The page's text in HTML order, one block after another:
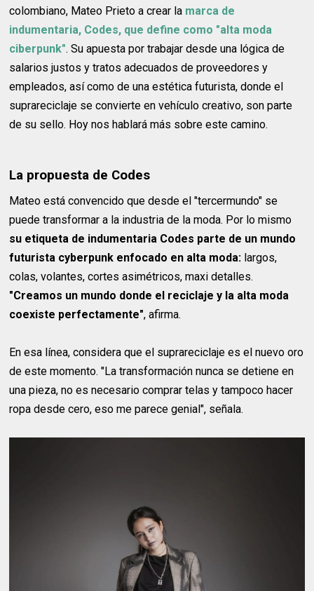
colombiano, Mateo Prieto a crear la marca de
indumentaria, Codes, que define como "alta moda
ciberpunk". Su apuesta por trabajar desde una lógica de
salarios justos y tratos adecuados de proveedores y
empleados, así como de una estética futurista, donde el
suprareciclaje se convierte en vehículo creativo, son parte
de su sello. Hoy nos hablará más sobre este camino.
La propuesta de Codes
Mateo está convencido que desde el "tercermundo" se
puede transformar a la industria de la moda. Por lo mismo
su etiqueta de indumentaria Codes parte de un mundo
futurista cyberpunk enfocado en alta moda: largos,
colas, volantes, cortes asimétricos, maxi detalles.
"Creamos un mundo donde el reciclaje y la alta moda
coexiste perfectamente", afirma.
En esa línea, considera que el suprareciclaje es el nuevo oro
de este momento. "La transformación nunca se detiene en
una pieza, no es necesario comprar telas y tampoco hacer
ropa desde cero, eso me parece genial", señala.